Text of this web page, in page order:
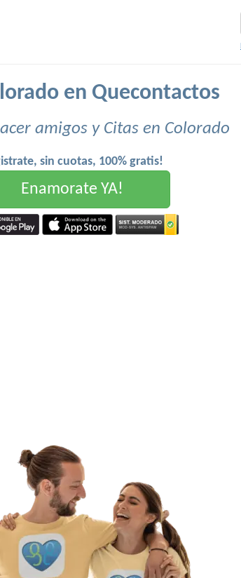
en Quecontactos
amigos y Citas en Colorado
sin cuotas, 100% gratis!
Enamorate YA!